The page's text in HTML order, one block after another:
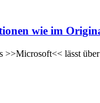
wie im
lässt